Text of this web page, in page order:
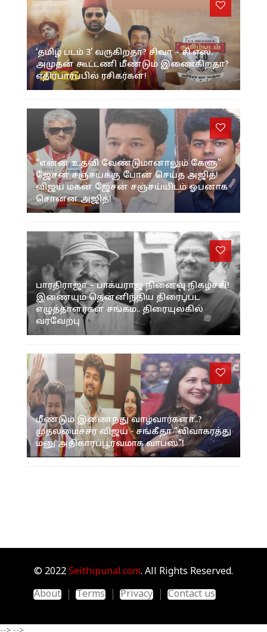
‘தமிழ் படம் 3’ வருகிறதா? சிவா – சி.எஸ்.
அமுதன் கூட்டணி மீண்டும் இணைகிறதா?
எதிர்பார்ப்பில் ரசிகர்கள்!
“என்ன உதவி வேண்டுமானாலும் கேளு”
ஜேசன் சஞ்சய்க்கு போன் செய்த அஜித்!
விஜய் மகன் ஜேசன் சஞ்சய்யிடம் ஓபனாக
சொன்ன அஜித்!
பாரதிராஜா – பாக்யராஜ் நினைவு நிகழ்ச்சி!
இணையும் தென்னிந்திய திரைப்பட
எழுத்தாளர்கள் சங்கம்.. திரையுலகில்
வரவேற்பு
மீண்டும் இணைந்து வாழ்வார்களா..?
முதலமைச்சர் விஜய் - சங்கீதா "விவாகரத்து
மனு அதிகாரப்பூர்வமாக வாபஸ்"!
© 2022 Seithipunal.com. All Rights Reserved.
About
Terms Privacy Contact us